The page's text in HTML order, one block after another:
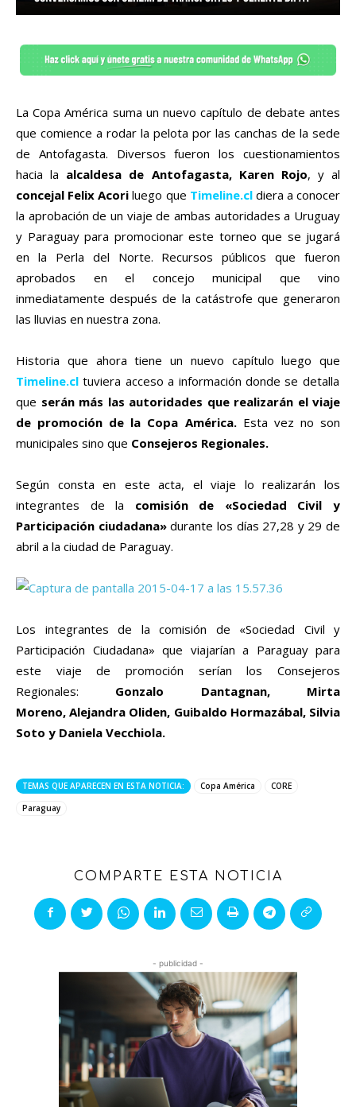
La Copa América suma un nuevo capítulo de debate antes
que comience a rodar la pelota por las canchas de la sede
de Antofagasta. Diversos fueron los cuestionamientos
hacia la alcaldesa de Antofagasta, Karen Rojo, y al
concejal Felix Acori luego que Timeline.cldiera a conocer
la aprobación de un viaje de ambas autoridades a Uruguay
y Paraguay para promocionar este torneo que se jugará
en la Perla del Norte. Recursos públicos que fueron
aprobados en el concejo municipal que vino
inmediatamente después de la catástrofe que generaron
las lluvias en nuestra zona.
Historia que ahora tiene un nuevo capítulo luego que
Timeline.cl tuviera acceso a información donde se detalla
que serán más las autoridades que realizarán el viaje
de promoción de la Copa América.Esta vez no son
municipales sino que Consejeros Regionales.
Según consta en este acta, el viaje lo realizarán los
integrantes de la comisión de «Sociedad Civil y
Participación ciudadana»durante los días 27,28 y 29 de
abril a la ciudad de Paraguay.
Los integrantes de la comisión de «Sociedad Civil y
Participación Ciudadana» que viajarían a Paraguay para
este viaje de promoción serían los Consejeros
Regionales: Gonzalo Dantagnan, Mirta
Moreno, Alejandra Oliden, Guibaldo Hormazábal, Silvia
Soto y Daniela Vecchiola.
TEMAS QUE APARECEN EN ESTA NOTICIA: Copa América
CORE
Paraguay
COMPARTE ESTA NOTICIA
- publicidad -